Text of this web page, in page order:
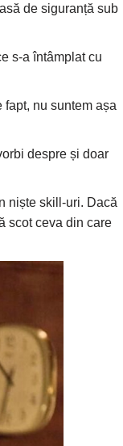
de siguranță sub
s-a întâmplat cu
nu suntem așa
despre și doar
niște skill-uri. Dacă
scot ceva din care